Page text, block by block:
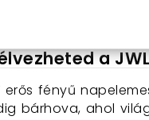
A lámpa
a
erős fényű
bárhova, ahol